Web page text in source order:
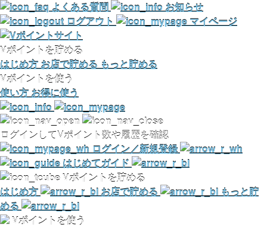
よくある質問
お知らせ
ログアウト
マイページ
Vポイントを貯める
はじめ方 お店で貯める もっと貯める
Vポイントを使う
使い方 お得に使う
ログインしてVポイント数や履歴を確認
ログイン／新規登録
はじめてガイド
Vポイントを貯める
はじめ方
お店で貯める
もっと貯
める
Vポイントを使う